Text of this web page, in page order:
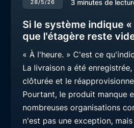
28/5/26 3 minutes de
Si le système indique
que l'étagère reste
« À l'heure. » C'est ce
La livraison a été
clôturée et le
Pourtant, le produit manque
nombreuses organisations
n'est pas une exception,